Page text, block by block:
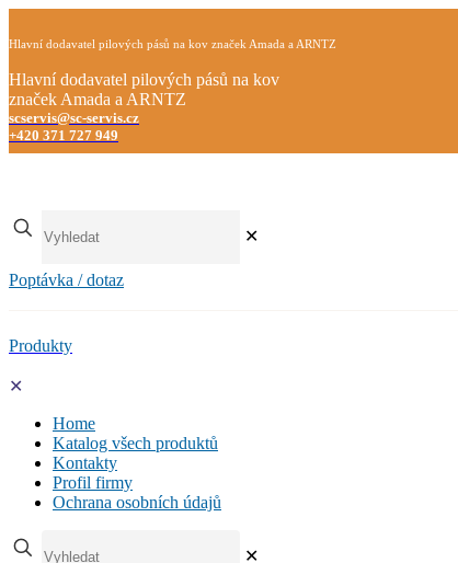
Hlavní dodavatel pilových pásů na kov značek Amada a ARNTZ
Hlavní dodavatel pilových pásů na kov
značek Amada a ARNTZ
scservis@sc-servis.cz
+420 371 727 949
✕
Poptávka / dotaz
Produkty
✕
Home
Katalog všech produktů
Kontakty
Profil firmy
Ochrana osobních údajů
✕